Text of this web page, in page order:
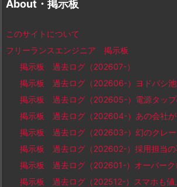
About・掲示板
このサイトについて
フリーランスエンジニア 掲示板
掲示板 過去ログ（202607-）
掲示板 過去ログ（202606-）ヨドバシ
掲示板 過去ログ（202605-）電源タップ
掲示板 過去ログ（202604-）あの会社が
掲示板 過去ログ（202603-）幻のクレー
掲示板 過去ログ（202602-）採用担当の
掲示板 過去ログ（202601-）オーバーク
掲示板 過去ログ（202512-）スマホも値